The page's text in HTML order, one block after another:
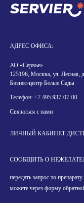
АДРЕС ОФИСА:
АО «Сервье»
125196, Москва, ул. Лесная,
Бизнес-центр Белые Сады
Телефон: +7 495 937-07-00
Связаться с нами
ЛИЧНЫЙ КАБИНЕТ
СООБЩИТЬ О
передать запрос по
можете через форму